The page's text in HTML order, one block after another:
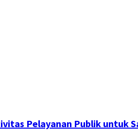
Pelayanan Publik untuk